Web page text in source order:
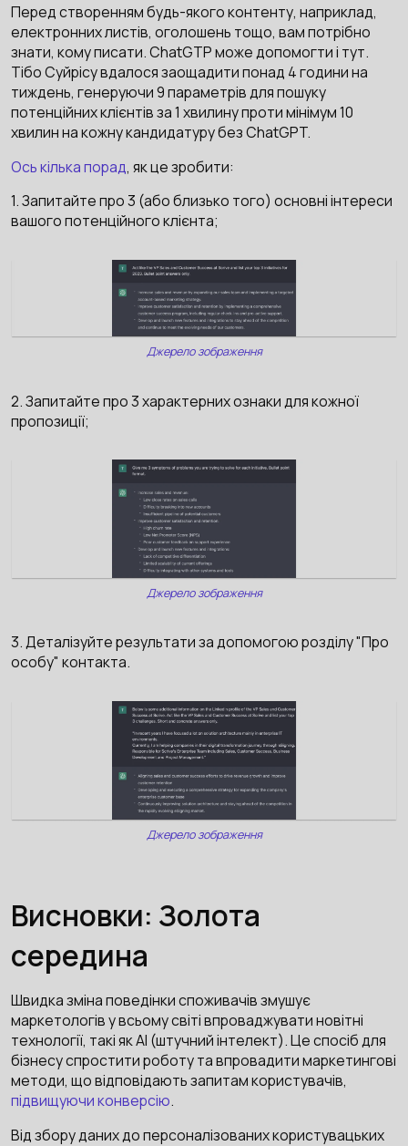
Перед створенням будь-якого контенту, наприклад,
електронних листів, оголошень тощо, вам потрібно
знати, кому писати. ChatGTP може допомогти і тут.
Тібо Суйрісу вдалося заощадити понад 4 години на
тиждень, генеруючи 9 параметрів для пошуку
потенційних клієнтів за 1 хвилину проти мінімум 10
хвилин на кожну кандидатуру без ChatGPT.
Ось кілька порад, як це зробити:
1. Запитайте про 3 (або близько того) основні інтереси
вашого потенційного клієнта;
Джерело зображення
2. Запитайте про 3 характерних ознаки для кожної
пропозиції;
Джерело зображення
3. Деталізуйте результати за допомогою розділу "Про
особу" контакта.
Джерело зображення
Висновки: Золота
середина
Швидка зміна поведінки споживачів змушує
маркетологів у всьому світі впроваджувати новітні
технології, такі як AI (штучний інтелект). Це спосіб для
бізнесу спростити роботу та впровадити маркетингові
методи, що відповідають запитам користувачів,
підвищуючи конверсію.
Від збору даних до персоналізованих користувацьких